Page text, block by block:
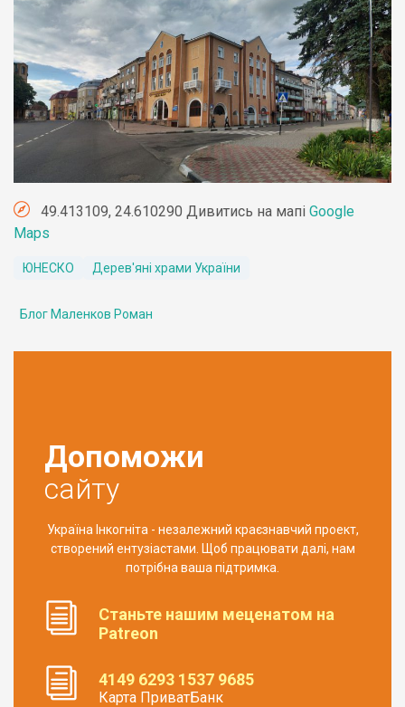
49.413109, 24.610290 Дивитись на мапі Google
Maps
ЮНЕСКО Дерев'яні храми України
Блог Маленков Роман
Допоможи
сайту
Україна Інкогніта - незалежний краєзнавчий проект,
створений ентузіастами. Щоб працювати далі, нам
потрібна ваша підтримка.
Станьте нашим меценатом на
Patreon
4149 6293 1537 9685
Карта ПриватБанк